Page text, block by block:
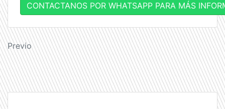
CONTACTANOS POR WHATSAPP PARA MÁS
Navegación
de
entradas
Previo